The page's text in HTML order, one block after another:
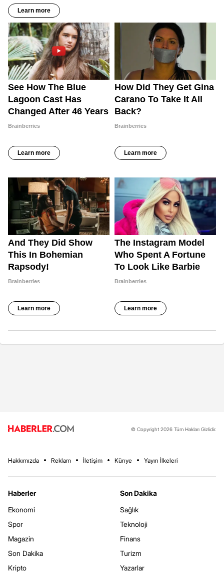
© Copyright 2026 Tüm Hakları Gizlidir.
Hakkımızda Reklam İletişim Künye Yayın İlkeleri
Haberler
Ekonomi
Spor
Magazin
Son Dakika
Kripto
Son Dakika
Sağlık
Teknoloji
Finans
Turizm
Yazarlar